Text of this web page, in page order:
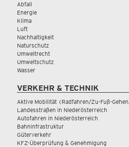
Abfall
Energie
Klima
Luft
Nachhaltigkeit
Naturschutz
Umweltrecht
Umweltschutz
Wasser
VERKEHR & TECHNIK
Aktive Mobilität (Radfahren/Zu-Fuß-
Landesstraßen in Niederösterreich
Autofahren in Niederösterreich
Bahninfrastruktur
Güterverkehr
KFZ-Überprüfung & Genehmigung